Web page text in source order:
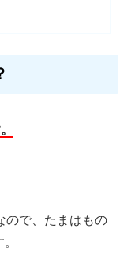
ので、たまはもの